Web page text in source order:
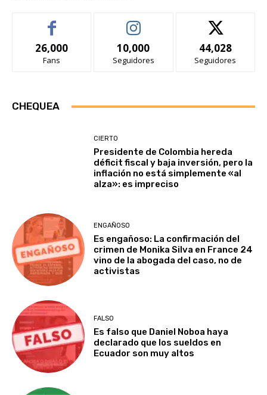
26,000
Fans
10,000
Seguidores
44,028
Seguidores
CHEQUEA
CIERTO
Presidente de Colombia hereda
déficit fiscal y baja inversión, pero la
inflación no está simplemente «al
alza»: es impreciso
ENGAÑOSO
Es engañoso: La confirmación del
crimen de Monika Silva en France 24
vino de la abogada del caso, no de
activistas
FALSO
Es falso que Daniel Noboa haya
declarado que los sueldos en
Ecuador son muy altos